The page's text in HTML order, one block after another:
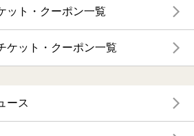
ット・クーポン一覧
ケット・クーポン一覧
ース